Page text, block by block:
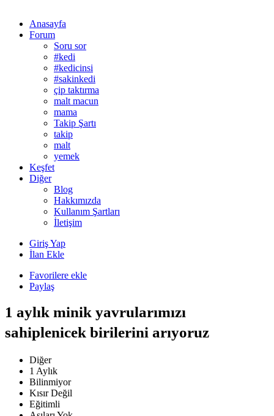
Anasayfa
Forum
Soru sor
#kedi
#kedicinsi
#sakinkedi
çip taktırma
malt macun
mama
Takip Şartı
takip
malt
yemek
Keşfet
Diğer
Blog
Hakkımızda
Kullanım Şartları
İletişim
Giriş Yap
İlan Ekle
Favorilere ekle
Paylaş
1 aylık minik yavrularımızı
sahiplenicek birilerini arıyoruz
Diğer
1 Aylık
Bilinmiyor
Kısır Değil
Eğitimli